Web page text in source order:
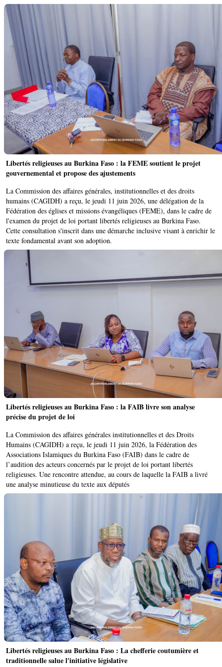
Libertés religieuses au Burkina Faso : la FEME soutient le projet
gouvernemental et propose des ajustements
La Commission des affaires générales, institutionnelles et des droits
humains (CAGIDH) a reçu, le jeudi 11 juin 2026, une délégation de la
Fédération des églises et missions évangéliques (FEME), dans le cadre de
l'examen du projet de loi portant libertés religieuses au Burkina Faso.
Cette consultation s'inscrit dans une démarche inclusive visant à enrichir le
texte fondamental avant son adoption.
Libertés religieuses au Burkina Faso : la FAIB livre son analyse
précise du projet de loi
La Commission des affaires générales institutionnelles et des Droits
Humains (CAGIDH) a reçu, le jeudi 11 juin 2026, la Fédération des
Associations Islamiques du Burkina Faso (FAIB) dans le cadre de
l’audition des acteurs concernés par le projet de loi portant libertés
religieuses. Une rencontre attendue, au cours de laquelle la FAIB a livré
une analyse minutieuse du texte aux députés
Libertés religieuses au Burkina Faso : La chefferie coutumière et
traditionnelle salue l'initiative législative